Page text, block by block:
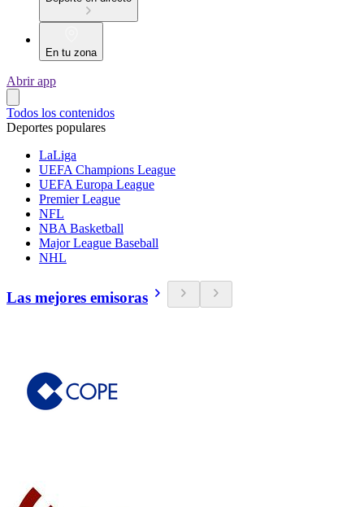
En tu zona
Abrir app
Todos los contenidos
Deportes populares
LaLiga
UEFA Champions League
UEFA Europa League
Premier League
NFL
NBA Basketball
Major League Baseball
NHL
Las mejores emisoras